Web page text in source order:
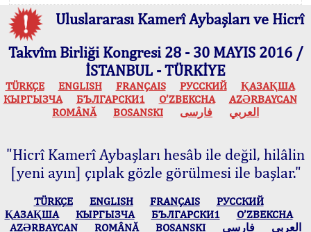
Uluslararası Kamerî Aybaşları ve Hicrî
Takvîm Birliği Kongresi 28 - 30 MAYIS 2016 /
İSTANBUL - TÜRKİYE
TÜRKÇE ENGLISH FRANÇAIS РУССКИЙ
ҚАЗАҚША
КЫPГЫЗЧA
БЪЛГАРСКИ1 O’ZBEKCHA
AZӘRBAYCAN
ROMÂNĂ
BOSANSKI العربي فارسی
"Hicrî Kamerî Aybaşları hesâb ile değil, hilâlin
[yeni ayın] çıplak gözle görülmesi ile başlar."
TÜRKÇE ENGLISH FRANÇAIS
РУССКИЙ
ҚАЗАҚША
КЫPГЫЗЧA БЪЛГАРСКИ1
O’ZBEKCHA
AZӘRBAYCAN
ROMÂNĂ BOSANSKI العربي فارسی